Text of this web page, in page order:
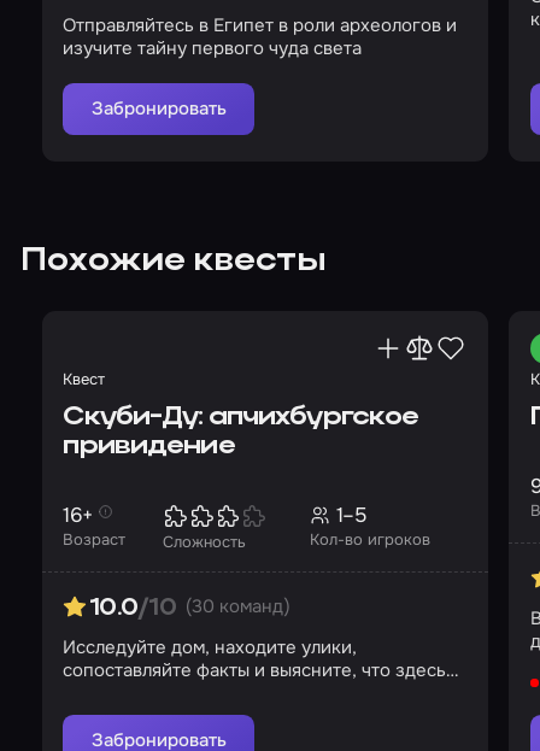
Отправляйтесь в Египет в роли археологов и
изучите тайну первого чуда света
Забронировать
Похожие квесты
Квест
Скуби-Ду: апчихбургское
привидение
Возраст
16+
Сложность Кол-во игроков
1–5
10.0/10 (30 команд)
Исследуйте дом, находите улики,
сопоставляйте факты и выясните, что здесь
Забронировать